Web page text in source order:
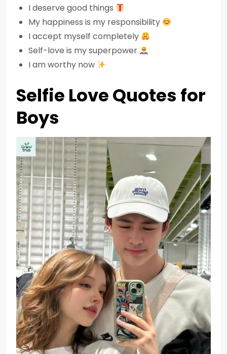
I deserve good things
My happiness is my responsibility
I accept myself completely
Self-love is my superpower
I am worthy now
Selfie Love Quotes for
Boys